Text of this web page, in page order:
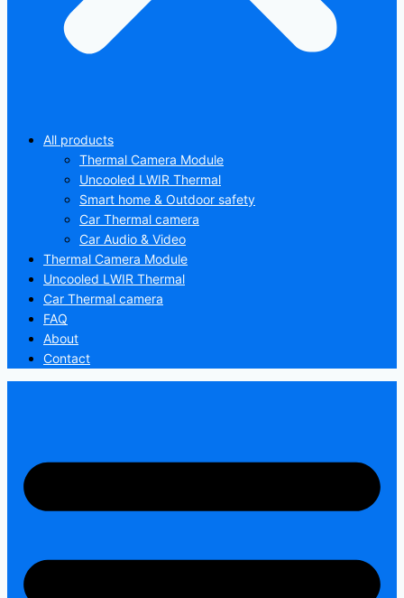
All products
Thermal Camera Module
Uncooled LWIR Thermal
Smart home & Outdoor safety
Car Thermal camera
Car Audio & Video
Thermal Camera Module
Uncooled LWIR Thermal
Car Thermal camera
FAQ
About
Contact